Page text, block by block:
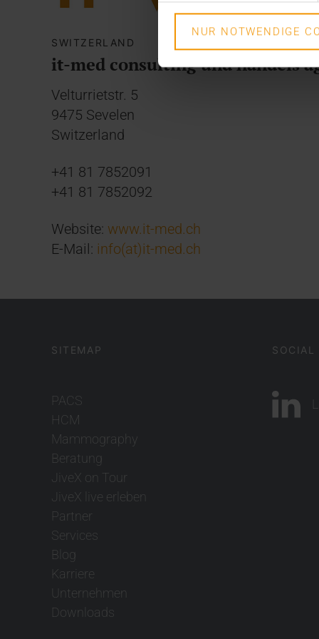
NUR NOTWENDIGE
SWITZERLAND
it-med consulting und handels
Velturrietstr. 5
9475 Sevelen
Switzerland
+41 81 7852091
+41 81 7852092
Website: www.it-med.ch
E-Mail: info(at)it-med.ch
SITEMAP
PACS
HCM
Mammography
Beratung
JiveX on Tour
JiveX live erleben
Partner
Services
Blog
Karriere
Unternehmen
Downloads
SOCIAL